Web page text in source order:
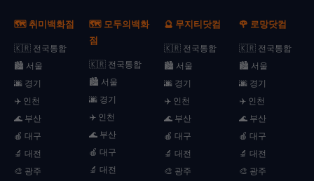
🗺️ 취미백화점
🇰🇷 전국통합
🏙️ 서울
🌆 경기
✈️ 인천
🌊 부산
🍎 대구
🔬 대전
🎨 광주
🗺️ 모두의백화
점
🇰🇷 전국통합
🏙️ 서울
🌆 경기
✈️ 인천
🌊 부산
🍎 대구
🔬 대전
🔮 무지티닷컴
🇰🇷 전국통합
🏙️ 서울
🌆 경기
✈️ 인천
🌊 부산
🍎 대구
🔬 대전
🎨 광주
🌹 로망닷컴
🇰🇷 전국통합
🏙️ 서울
🌆 경기
✈️ 인천
🌊 부산
🍎 대구
🔬 대전
🎨 광주